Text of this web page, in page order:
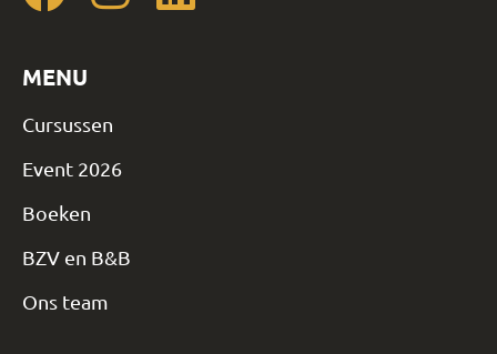
MENU
Cursussen
Event 2026
Boeken
BZV en B&B
Ons team